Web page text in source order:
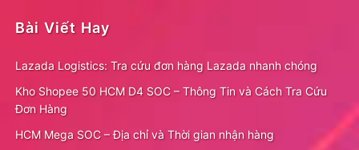
Bài Viết Hay
Lazada Logistics: Tra cứu đơn hàng Lazada nhanh chóng
Kho Shopee 50 HCM D4 SOC – Thông Tin và Cách Tra Cứu
Đơn Hàng
HCM Mega SOC – Địa chỉ và Thời gian nhận hàng